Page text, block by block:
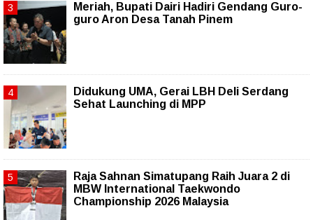
Meriah, Bupati Dairi Hadiri Gendang Guro-
guro Aron Desa Tanah Pinem
Didukung UMA, Gerai LBH Deli Serdang
Sehat Launching di MPP
Raja Sahnan Simatupang Raih Juara 2 di
MBW International Taekwondo
Championship 2026 Malaysia